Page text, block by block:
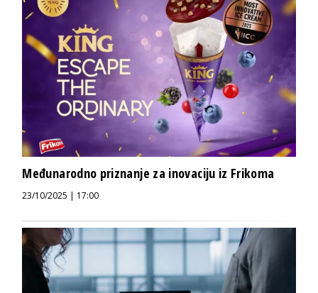
Međunarodno priznanje za inovaciju iz Frikoma
23/10/2025 | 17:00